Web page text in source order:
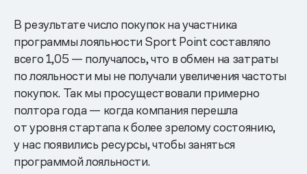
В результате число покупок на участника
программы лояльности Sport Point составляло
всего 1,05 — получалось, что в обмен на затраты
по лояльности мы не получали увеличения частоты
покупок. Так мы просуществовали примерно
полтора года — когда компания перешла
от уровня стартапа к более зрелому состоянию,
у нас появились ресурсы, чтобы заняться
программой лояльности.